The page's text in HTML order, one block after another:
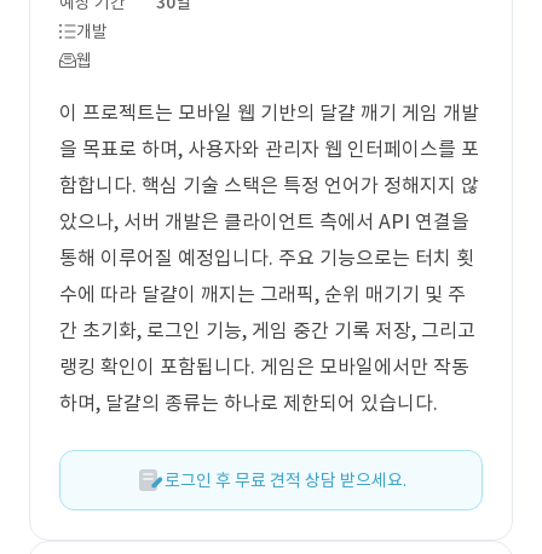
개발
웹
이 프로젝트는 모바일 웹 기반의 달걀 깨기 게임 개발
을 목표로 하며, 사용자와 관리자 웹 인터페이스를 포
함합니다. 핵심 기술 스택은 특정 언어가 정해지지 않
았으나, 서버 개발은 클라이언트 측에서 API 연결을
통해 이루어질 예정입니다. 주요 기능으로는 터치 횟
수에 따라 달걀이 깨지는 그래픽, 순위 매기기 및 주
간 초기화, 로그인 기능, 게임 중간 기록 저장, 그리고
랭킹 확인이 포함됩니다. 게임은 모바일에서만 작동
하며, 달걀의 종류는 하나로 제한되어 있습니다.
로그인 후 무료 견적 상담 받으세요.